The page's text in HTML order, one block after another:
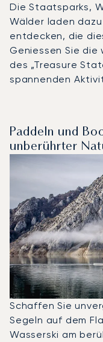
Die Staatsparks,
Wälder laden
entdecken, die
Geniessen Sie
des „Treasure
spannenden
Paddeln und
unberührter
Schaffen Sie
Segeln auf dem
Wasserski am